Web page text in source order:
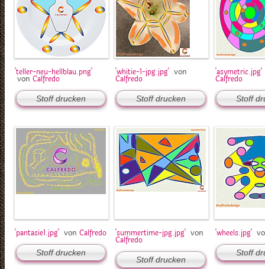
'teller-neu-hellblau.png'
vonCalfredo
Stoff drucken
'whitie-1-jpg.jpg' von
Calfredo
Stoff drucken
'asymetric.jpg'
Calfredo
Stoff
'pantasie1.jpg' vonCalfredo
Stoff drucken
'summertime-jpg.jpg' von
Calfredo
Stoff drucken
'wheels.jpg'
Stoff